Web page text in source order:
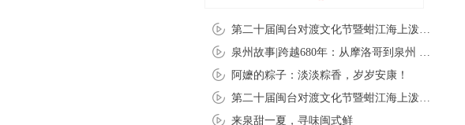
阿嬷的粽子：淡淡粽香，岁岁安康！
来泉甜一夏，寻味闽式鲜